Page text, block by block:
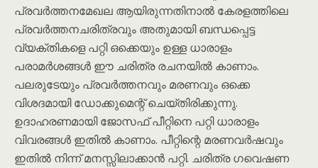
പ്രവർത്തനമേഖല ആയിരുന്നതിനാൽ കേരളത്തിലെ
പ്രവർത്തനചരിത്രവും അതുമായി ബന്ധപ്പെട്ട
വ്യക്തികളെ പറ്റി ഒക്കെയും ഉള്ള ധാരാളം
പരാമർശങ്ങൾ ഈ ചരിത്ര രചനയിൽ കാണാം.
പലരുടേയും പ്രവർത്തനവും മരണവും ഒക്കെ
വിശദമായി ഡോക്കുമെന്റ് ചെയ്തിരിക്കുന്നു.
ഉദാഹരണമായി ജോസഫ് പീറ്റിനെ പറ്റി ധാരാളം
വിവരങ്ങൾ ഇതിൽ കാണാം. പീറ്റിന്റെ മരണവർഷവും
ഇതിൽ നിന്ന് മനസ്സിലാക്കാൻ പറ്റി. ചരിത്ര ഗവെഷണ